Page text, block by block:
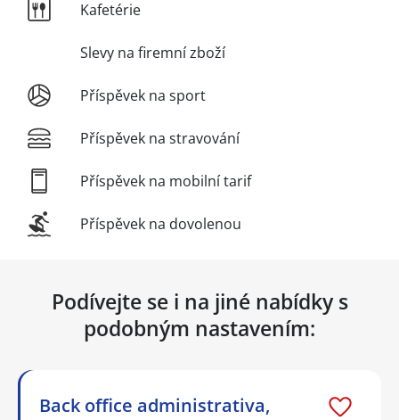
Kafetérie
Slevy na firemní zboží
Příspěvek na sport
Příspěvek na stravování
Příspěvek na mobilní tarif
Příspěvek na dovolenou
Podívejte se i na jiné nabídky s
podobným nastavením:
Back office administrativa,